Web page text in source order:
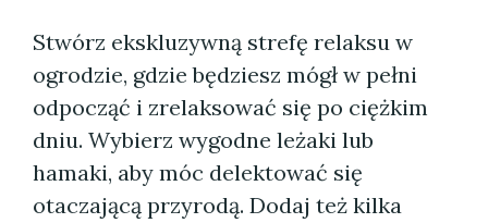
Stwórz ekskluzywną strefę relaksu w
ogrodzie, gdzie będziesz mógł w pełni
odpocząć i zrelaksować się po ciężkim
dniu. Wybierz wygodne leżaki lub
hamaki, aby móc delektować się
otaczającą przyrodą. Dodaj też kilka